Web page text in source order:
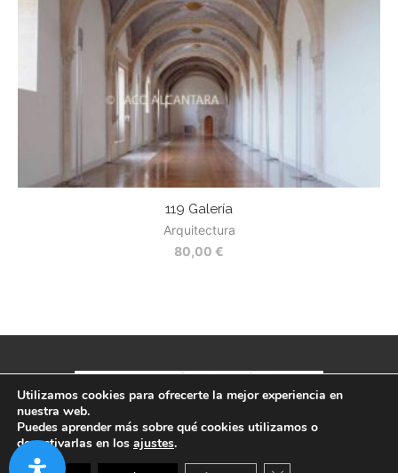
119 Galería
Arquitectura
80,00 €
Política de privacidad-Aviso legal-Términos y condiciones
Utilizamos cookies para ofrecerte la mejor experiencia en
nuestra web.
Puedes aprender más sobre qué cookies utilizamos o
desactivarlas en los ajustes.